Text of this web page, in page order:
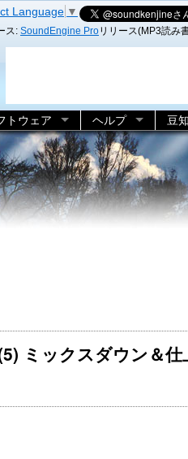
Language ▼
ス: SoundEngine Proリリース(MP3読み
トウェア ヘルプ 豆
ミックスダウン＆仕